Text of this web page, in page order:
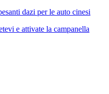
dazi per le auto cinesi
e attivate la campanella